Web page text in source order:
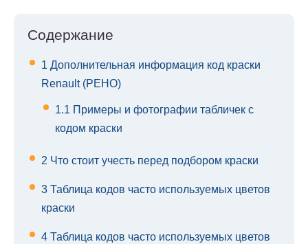
Содержание
1 Дополнительная информация код краски
Renault (РЕНО)
1.1 Примеры и фотографии табличек с
кодом краски
2 Что стоит учесть перед подбором краски
3 Таблица кодов часто используемых цветов
краски
4 Таблица кодов часто используемых цветов